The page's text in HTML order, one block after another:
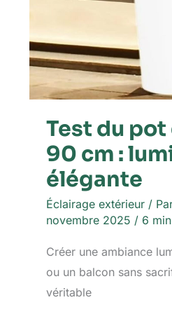
Test du pot
90 cm :
élégante
Éclairage extérieur /
novembre 2025 / 6
Créer une ambiance
ou un balcon sans
véritable